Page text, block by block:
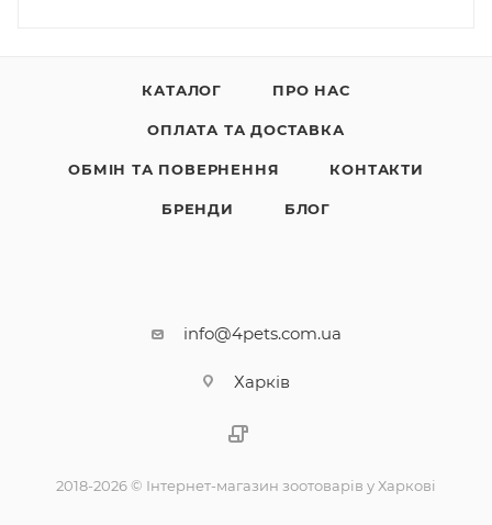
КАТАЛОГ ПРО НАС
ОПЛАТА ТА ДОСТАВКА
ОБМІН ТА ПОВЕРНЕННЯ КОНТАКТИ
БРЕНДИ БЛОГ
info@4pets.com.ua
Харків
2018-2026 © Інтернет-магазин зоотоварів у Харкові